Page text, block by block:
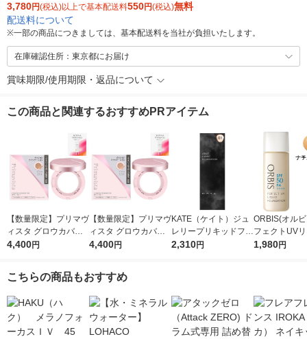
3,780円(税込)以上で基本配送料550円(税込)無料
配送料について
※一部の商品につきましては、基本配送料を当社が負担いたします。
在庫確認住所：東京都にお届け
賞味期限/使用期限・返品について
この商品と関連するおすすめPRアイテム
【数量限定】プリマヴ
ィスタ グロウカバー
クッション オークル
4,400円
【数量限定】プリマヴ
ィスタ グロウカバー
クッション オークル
4,400円
KATE（ケイト）ジュ
レリープリキッドファ
ンデーション 01 やや
2,310円
ORBIS(オル
フェクトUV
ファンデーシ
1,980円
こちらの商品もおすすめ